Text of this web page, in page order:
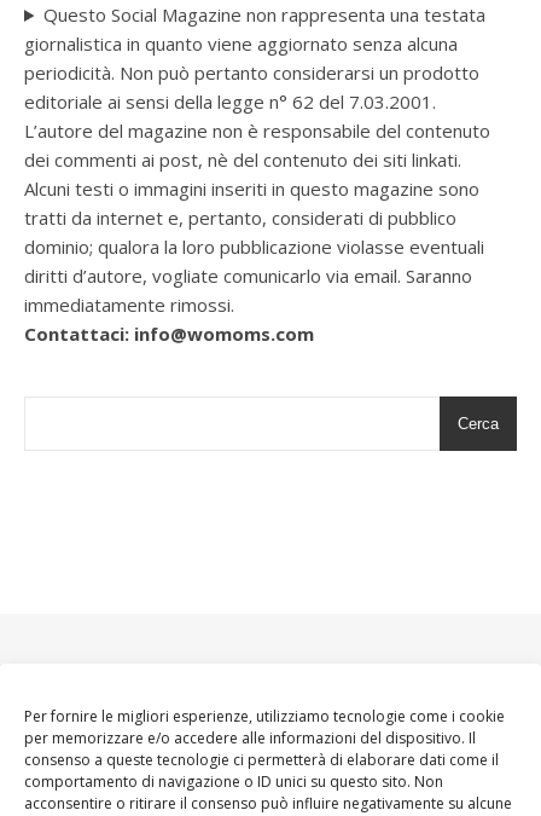
Per fornire le migliori esperienze, utilizziamo tecnologie come i cookie
per memorizzare e/o accedere alle informazioni del dispositivo. Il
consenso a queste tecnologie ci permetterà di elaborare dati come il
comportamento di navigazione o ID unici su questo sito. Non
acconsentire o ritirare il consenso può influire negativamente su alcune
Questo Social Magazine non rappresenta una testata
giornalistica in quanto viene aggiornato senza alcuna
periodicità. Non può pertanto considerarsi un prodotto
editoriale ai sensi della legge n° 62 del 7.03.2001.
L’autore del magazine non è responsabile del contenuto
dei commenti ai post, nè del contenuto dei siti linkati.
Alcuni testi o immagini inseriti in questo magazine sono
tratti da internet e, pertanto, considerati di pubblico
dominio; qualora la loro pubblicazione violasse eventuali
diritti d’autore, vogliate comunicarlo via email. Saranno
immediatamente rimossi.
Contattaci: info@womoms.com
Cerca